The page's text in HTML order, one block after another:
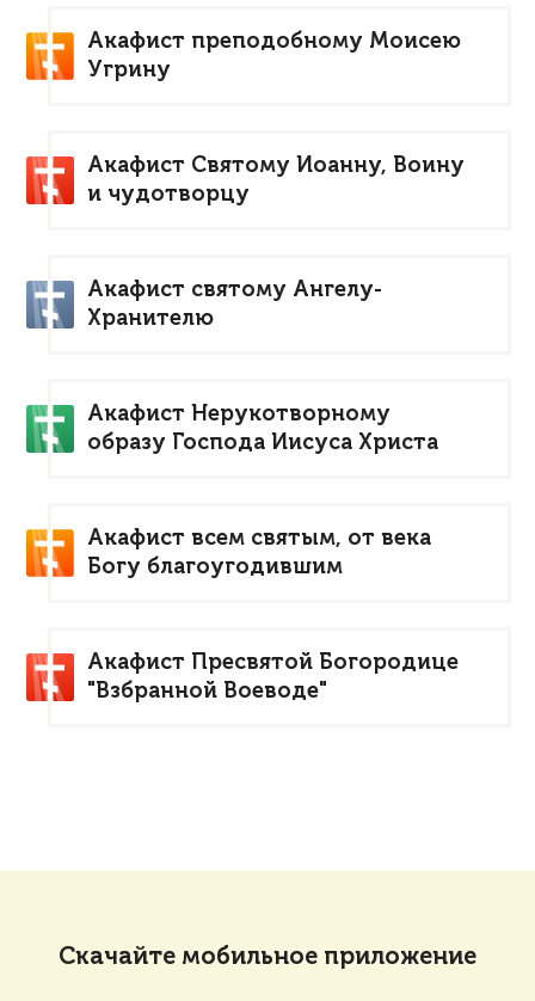
Акафист преподобному Моисею
Угрину
Акафист Святому Иоанну, Воину
и чудотворцу
Акафист святому Ангелу-
Хранителю
Акафист Нерукотворному
образу Господа Иисуса Христа
Акафист всем святым, от века
Богу благоугодившим
Акафист Пресвятой Богородице
"Взбранной Воеводе"
Скачайте мобильное приложение